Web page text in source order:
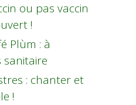
ou pas vaccin
!
Plùm : à
: chanter et
!